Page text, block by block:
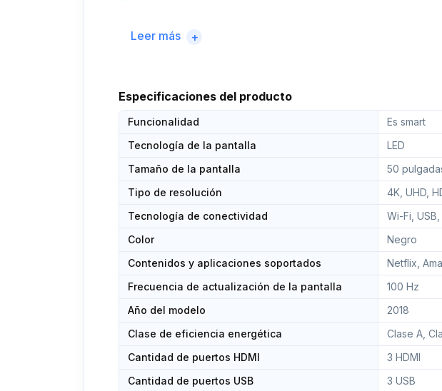
Leer más +
Especificaciones del producto
Funcionalidad
Es smart
Tecnología de la pantalla
LED
Tamaño de la pantalla
50
Tipo de resolución
4K, UHD,
Tecnología de conectividad
Wi-Fi,
Color
Negro
Contenidos y aplicaciones soportados
Netflix,
Frecuencia de actualización de la pantalla
100 Hz
Año del modelo
2018
Clase de eficiencia energética
Clase A,
Cantidad de puertos HDMI
3 HDMI
Cantidad de puertos USB
3 USB